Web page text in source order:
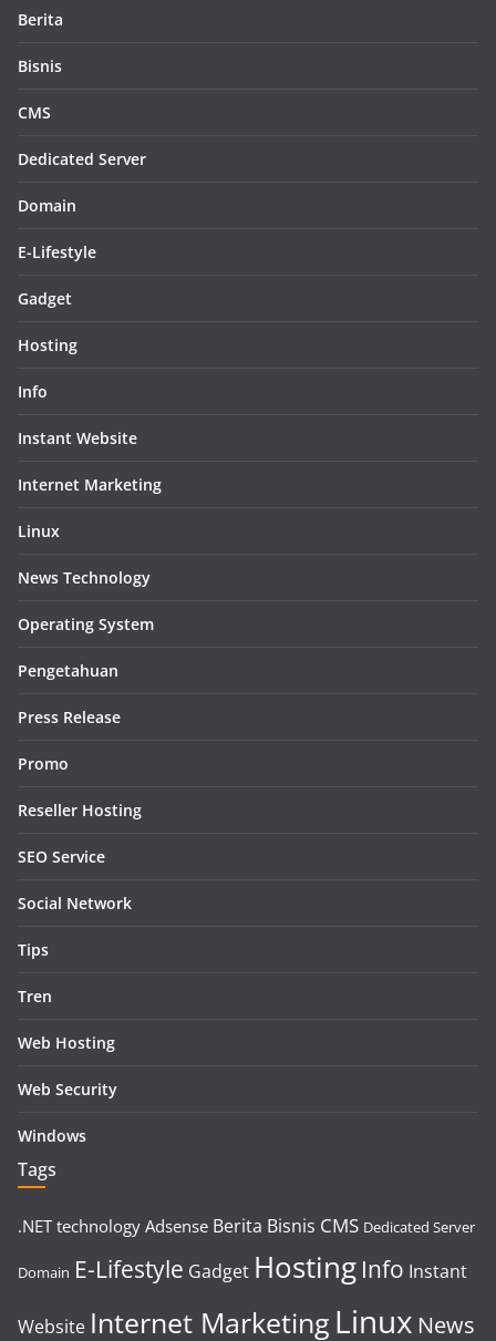
Berita
Bisnis
CMS
Dedicated Server
Domain
E-Lifestyle
Gadget
Hosting
Info
Instant Website
Internet Marketing
Linux
News Technology
Operating System
Pengetahuan
Press Release
Promo
Reseller Hosting
SEO Service
Social Network
Tips
Tren
Web Hosting
Web Security
Windows
Tags
.NET technology Adsense Berita Bisnis CMS Dedicated Server
Domain E-Lifestyle Gadget Hosting Info Instant
Website Internet Marketing Linux News